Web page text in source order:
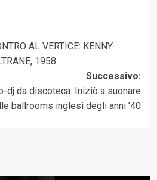
AL VERTICE: KENNY
1958
Successivo:
dj da discoteca. Iniziò a suonare
ballrooms inglesi degli anni ’40